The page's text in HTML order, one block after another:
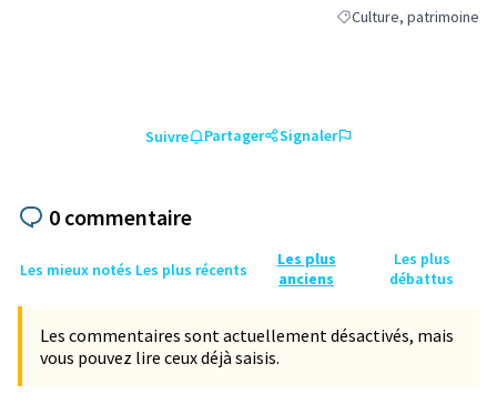
Filtrer les résultats de
Culture, patrimoine
Suivre Partager Signaler
0 commentaire
Les mieux notés Les plus récents
Les plus
anciens
Les plus
débattus
Les commentaires sont actuellement désactivés, mais
vous pouvez lire ceux déjà saisis.